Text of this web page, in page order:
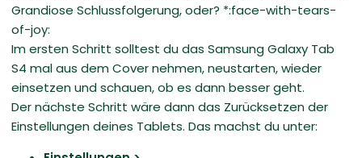
Grandiose Schlussfolgerung, oder? *:face-with-tears-
of-joy:
Im ersten Schritt solltest du das Samsung Galaxy Tab
S4 mal aus dem Cover nehmen, neustarten, wieder
einsetzen und schauen, ob es dann besser geht.
Der nächste Schritt wäre dann das Zurücksetzen der
Einstellungen deines Tablets. Das machst du unter: